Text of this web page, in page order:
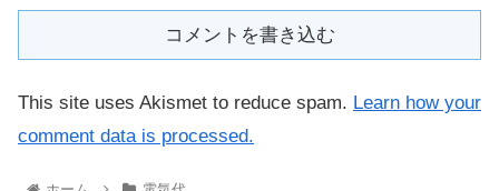
コメントを書き込む
This site uses Akismet to reduce spam. Learn how your
comment data is processed.